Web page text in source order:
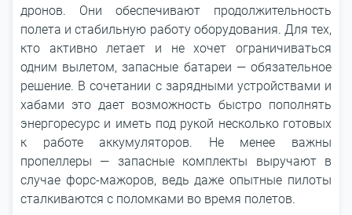
дронов. Они обеспечивают продолжительность
полета и стабильную работу оборудования. Для тех,
кто активно летает и не хочет ограничиваться
одним вылетом, запасные батареи — обязательное
решение. В сочетании с зарядными устройствами и
хабами это дает возможность быстро пополнять
энергоресурс и иметь под рукой несколько готовых
к работе аккумуляторов. Не менее важны
пропеллеры — запасные комплекты выручают в
случае форс-мажоров, ведь даже опытные пилоты
сталкиваются с поломками во время полетов.